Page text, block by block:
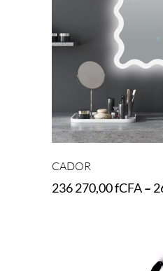
CADOR
236 270,00fCFA–